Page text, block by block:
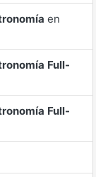
en
Full-
Full-